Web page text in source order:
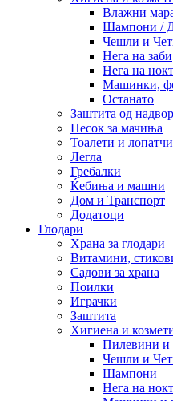
Влажни
Шампони /
Чешли и
Нега на заби
Нега на
Машинки,
Останато
Заштита од
Песок за мачиња
Тоалети и
Легла
Гребалки
Ќебиња и машни
Дом и Транспорт
Додатоци
Глодари
Храна за глодари
Витамини,
Садови за храна
Поилки
Играчки
Заштита
Хигиена и
Пилевини и
Чешли и
Шампони
Нега на